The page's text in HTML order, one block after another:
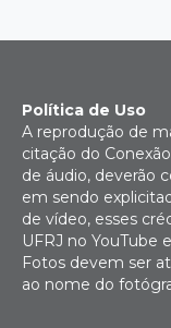
Política de Uso
A reprodução de
citação do
de áudio, deverão
em sendo
de vídeo, esses
UFRJ no YouTube
Fotos devem ser
ao nome do